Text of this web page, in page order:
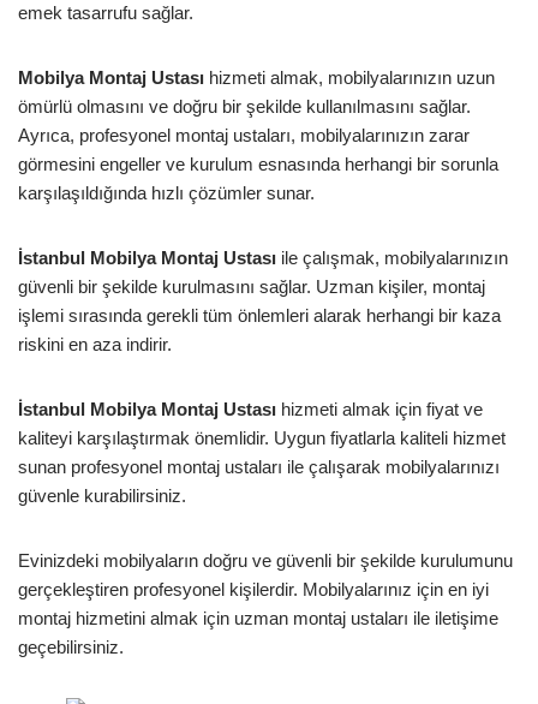
emek tasarrufu sağlar.
Mobilya Montaj Ustası hizmeti almak, mobilyalarınızın uzun
ömürlü olmasını ve doğru bir şekilde kullanılmasını sağlar.
Ayrıca, profesyonel montaj ustaları, mobilyalarınızın zarar
görmesini engeller ve kurulum esnasında herhangi bir sorunla
karşılaşıldığında hızlı çözümler sunar.
İstanbul Mobilya Montaj Ustası ile çalışmak, mobilyalarınızın
güvenli bir şekilde kurulmasını sağlar. Uzman kişiler, montaj
işlemi sırasında gerekli tüm önlemleri alarak herhangi bir kaza
riskini en aza indirir.
İstanbul Mobilya Montaj Ustası hizmeti almak için fiyat ve
kaliteyi karşılaştırmak önemlidir. Uygun fiyatlarla kaliteli hizmet
sunan profesyonel montaj ustaları ile çalışarak mobilyalarınızı
güvenle kurabilirsiniz.
Evinizdeki mobilyaların doğru ve güvenli bir şekilde kurulumunu
gerçekleştiren profesyonel kişilerdir. Mobilyalarınız için en iyi
montaj hizmetini almak için uzman montaj ustaları ile iletişime
geçebilirsiniz.